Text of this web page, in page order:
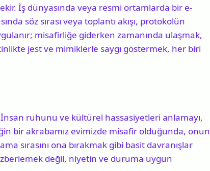
İş dünyasında veya resmi ortamlarda bir e-
söz sırası veya toplantı akışı, protokolün
misafirliğe giderken zamanında ulaşmak,
jest ve mimiklerle saygı göstermek, her biri
İnsan ruhunu ve kültürel hassasiyetleri anlamayı,
bir akrabamız evimizde misafir olduğunda, onun
sırasını ona bırakmak gibi basit davranışlar
değil, niyetin ve duruma uygun